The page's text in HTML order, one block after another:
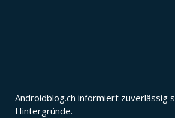
Androidblog.ch informiert zuverlässig
Hintergründe.